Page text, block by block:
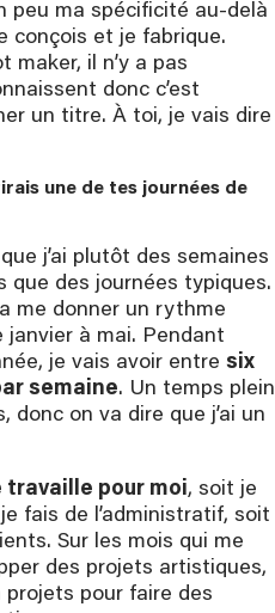
peu ma spécificité au-delà
conçois et je fabrique.
maker, il n’y a pas
donc c’est
un titre. À toi, je vais dire
une de tes journées de
j’ai plutôt des semaines
que des journées typiques.
me donner un rythme
janvier à mai. Pendant
je vais avoir entre six
semaine. Un temps plein
donc on va dire que j’ai un
travaille pour moi, soit je
fais de l’administratif, soit
Sur les mois qui me
des projets artistiques,
projets pour faire des